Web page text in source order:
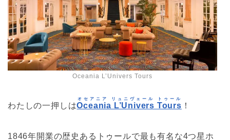
Oceania L’Univers Tours
わたしの一押しはOceania L’Univers Tours
オセアニア リュニヴェール トゥール
！
1846年開業の歴史あるトゥールで最も有名な4つ星ホ